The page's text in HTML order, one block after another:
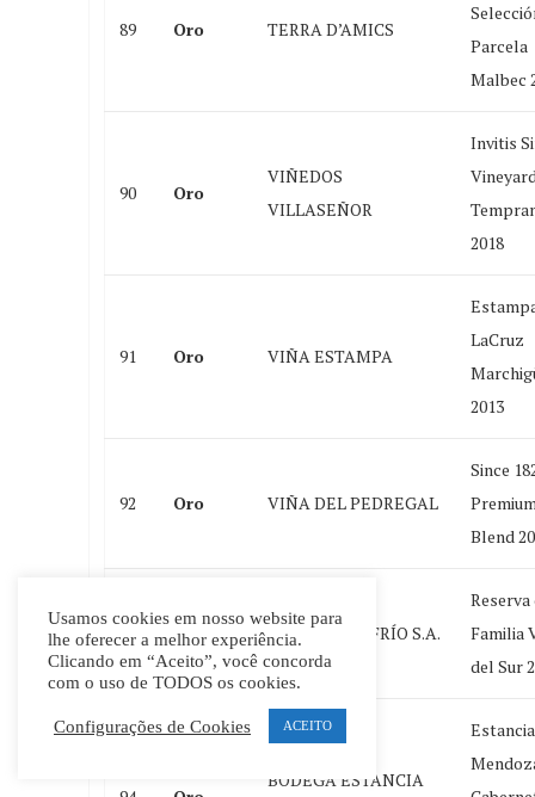
89 Oro TERRA D’AMICS
Parcela
Malbec
90 Oro
VIÑEDOS
VILLASEÑOR
Invitis
2018
91 Oro VIÑA ESTAMPA
LaCruz
2013
92 Oro VIÑA DEL PEDREGAL
Since
Blend
93 Oro VIÑA VALLE FRÍO S.A.
Reserva
Familia
del Sur
BODEGA ESTANCIA
Estancia
Usamos cookies em nosso website para
lhe oferecer a melhor experiência.
Clicando em “Aceito”, você concorda
com o uso de TODOS os cookies.
Configurações de Cookies ACEITO